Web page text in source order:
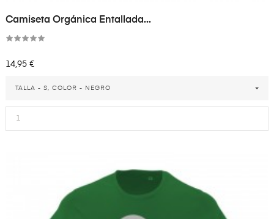
Camiseta Orgánica Entallada...
Precio
14,95 €
TALLA - S, COLOR - NEGRO